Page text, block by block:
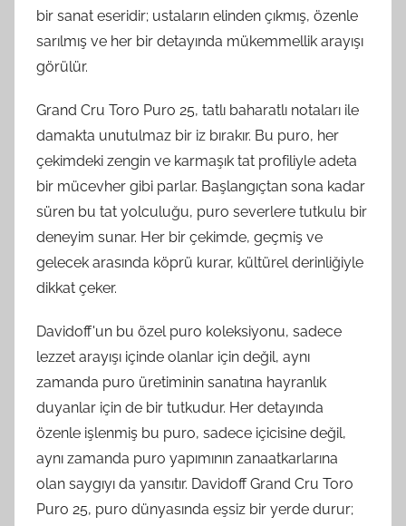
bir sanat eseridir; ustaların elinden çıkmış, özenle
sarılmış ve her bir detayında mükemmellik arayışı
görülür.
Grand Cru Toro Puro 25, tatlı baharatlı notaları ile
damakta unutulmaz bir iz bırakır. Bu puro, her
çekimdeki zengin ve karmaşık tat profiliyle adeta
bir mücevher gibi parlar. Başlangıçtan sona kadar
süren bu tat yolculuğu, puro severlere tutkulu bir
deneyim sunar. Her bir çekimde, geçmiş ve
gelecek arasında köprü kurar, kültürel derinliğiyle
dikkat çeker.
Davidoff'un bu özel puro koleksiyonu, sadece
lezzet arayışı içinde olanlar için değil, aynı
zamanda puro üretiminin sanatına hayranlık
duyanlar için de bir tutkudur. Her detayında
özenle işlenmiş bu puro, sadece içicisine değil,
aynı zamanda puro yapımının zanaatkarlarına
olan saygıyı da yansıtır. Davidoff Grand Cru Toro
Puro 25, puro dünyasında eşsiz bir yerde durur;